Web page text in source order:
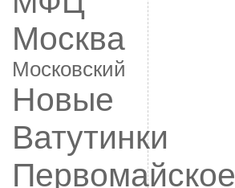
Москва
Московский
Новые
Ватутинки
Первомайское